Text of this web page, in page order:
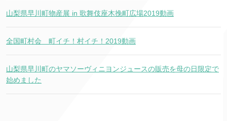
山梨県早川町物産展 in 歌舞伎座木挽町広場2019動画
全国町村会 町イチ！村イチ！2019動画
山梨県早川町のヤマソーヴィニヨンジュースの販売を母の日限定で
始めました